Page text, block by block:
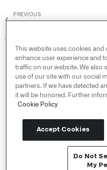
←
PREVIOUS
© 2026 Palantir
reserved.
Cookies Statement ↗
Privacy Statement ↗
Terms of Use ↗
Do Not Sell or Share
This website uses cookies
enhance user experience and
traffic on our website. We also
use of our site with our social
partners. If we have detected
it will be honored. Further
Cookie Policy
Accept Cookies
Do Not
My